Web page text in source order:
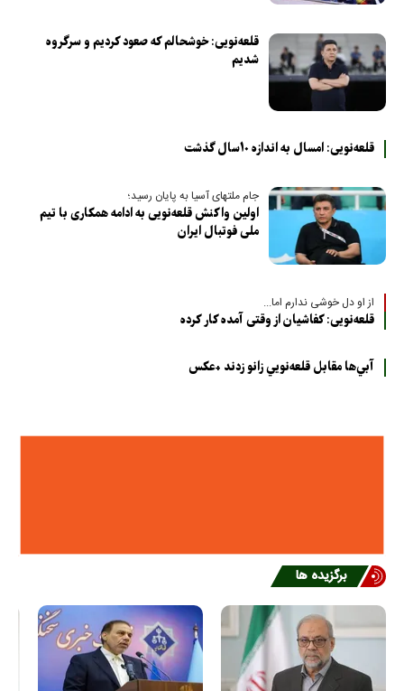
قلعه‌نویی: خوشحالم که صعود کردیم و سرگروه
شدیم
قلعه‌نویی: امسال به اندازه ۱۰سال گذشت
جام ملتهای آسیا به پایان رسید؛
اولین واکنش قلعه‌نویی به ادامه همکاری با تیم
ملی فوتبال ایران
از او دل خوشی ندارم اما...
قلعه‌نویی: کفاشیان از وقتی آمده‌ کار کرده‌
آبي‌ها مقابل قلعه‌نويي زانو زدند +عکس
برگزیده ها